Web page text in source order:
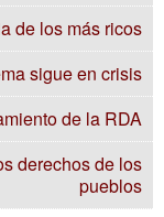
de los más ricos
sigue en crisis
de la RDA
derechos de los
pueblos